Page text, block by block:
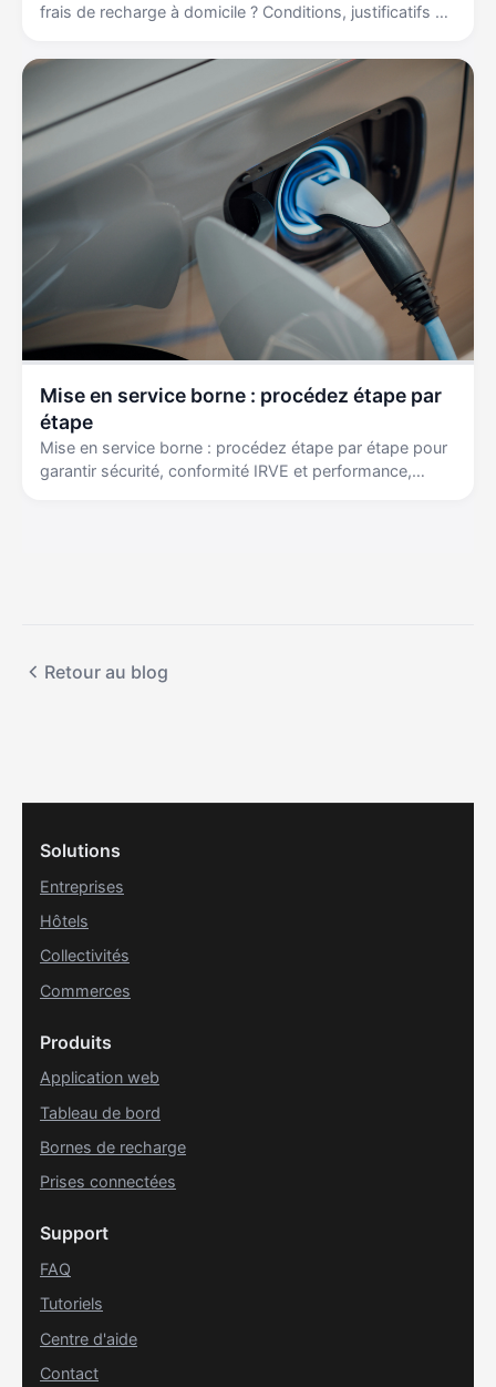
frais de recharge à domicile ? Conditions, justificatifs et
Mise en service borne : procédez étape par
étape
Mise en service borne : procédez étape par étape pour
garantir sécurité, conformité IRVE et performance,
Retour au blog
Solutions
Entreprises
Hôtels
Collectivités
Commerces
Produits
Application web
Tableau de bord
Bornes de recharge
Prises connectées
Support
FAQ
Tutoriels
Centre d'aide
Contact